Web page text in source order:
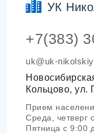
УК
+7(383)
uk@uk-
Кольцово, ул.
Прием
Среда, четверг
Пятница с 9:00